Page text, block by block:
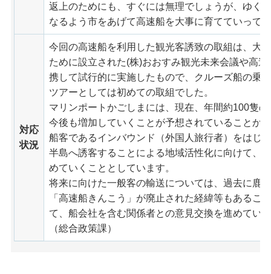
返上のためにも、すぐには無理でしょうが、ゆく
なるよう市をあげて高速船を大事に育てていって
対応
状況
今回の高速船を利用した観光客誘致の取組は、大
ために設立された(株)おおすみ観光未来会議や高
携して試行的に実施したもので、クルーズ船の乗
ツアーとしては初めての取組でした。
マリンポートかごしまには、現在、年間約100隻
今後も増加していくことが予想されていることか
船客であるインバウンド（外国人旅行者）をはじ
半島へ誘客することによる地域活性化に向けて、
めていくこととしています。
将来に向けた一般客の輸送については、過去に鹿
「高速船きんこう」が廃止された経緯等もあるこ
て、船会社を含む関係者との意見交換を進めてい
（総合政策課）